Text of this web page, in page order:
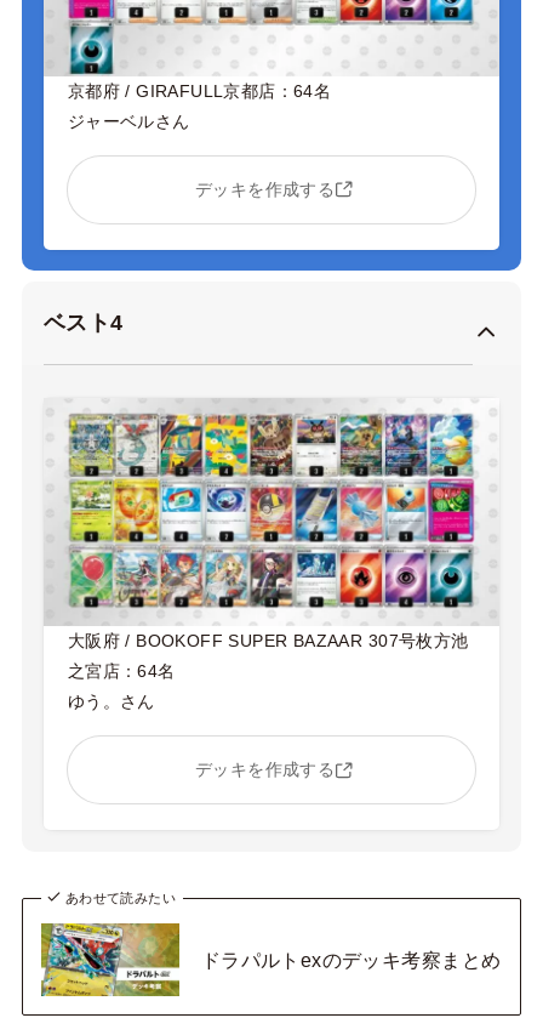
京都府 / GIRAFULL京都店：64名
ジャーベルさん
デッキを作成する
ベスト4
大阪府 / BOOKOFF SUPER BAZAAR 307号枚方池
之宮店：64名
ゆう。さん
デッキを作成する
あわせて読みたい
ドラパルトexのデッキ考察まとめ